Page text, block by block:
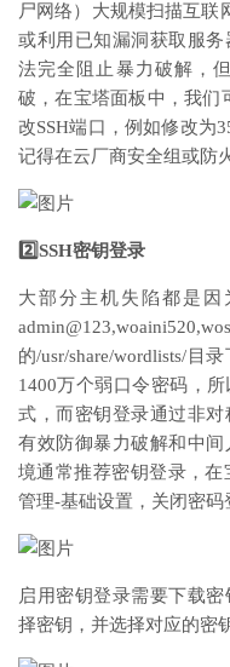
尸网络）大规模扫描互联
或利用已知漏洞获取服
法完全阻止暴力破解，
破，在宝塔面板中，我们
改SSH端口，例如修改为
记得在云厂商安全组或防
2️⃣SSH密钥登录
大部分主机失陷都是因
的/usr/share/wordlists/目
1400万个弱口令密码，
式，而密钥登录通过非
有效防御暴力破解和中
境通常推荐密钥登录，在
管理-基础设置，关闭密
启用密钥登录需要下载
择密钥，并选择对应的密